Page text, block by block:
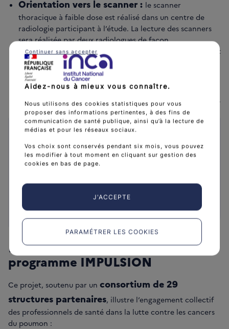
Orientation vers le scanner : le scanner
thoracique à faible dose est réalisé dans un centre de
radiologie participant à l’étude. La lecture des scanners
sera réalisée par deux radiologues de façon
indépendante, chacun assisté par un système d’IA. Il s’agit
de radiologues spécialisés et/ou ayant suivi la formation
dispensée par la SFR et la SIT.
Suivi :réception des comptes rendus et organisation du
diagnostic et de la prise en soins en cas de résultat positif.
Site du programme IMPULSION
depistage-cancer-poumon.fr/
Numéro du centre d’appel
📞34 33
Les structures partenaires du
programme IMPULSION
Ce projet, soutenu par un consortium de 29
structures partenaires, illustre l‘engagement collectif
des professionnels de santé dans la lutte contre les cancers
du poumon :
Aidez-nous à mieux vous connaître.
Nous utilisons des cookies statistiques pour vous
proposer des informations pertinentes, à des fins de
communication de santé publique, ainsi qu’à la lecture de
médias et pour les réseaux sociaux.
Vos choix sont conservés pendant six mois, vous pouvez
les modifier à tout moment en cliquant sur gestion des
cookies en bas de page.
J'ACCEPTE
PARAMÉTRER LES COOKIES
Continuer sans accepter